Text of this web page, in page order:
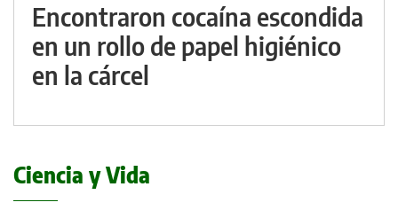
Encontraron cocaína escondida
en un rollo de papel higiénico
en la cárcel
Ciencia y Vida